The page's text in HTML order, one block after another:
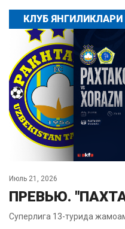
КЛУБ ЯНГИЛИКЛАРИ
Июль 21, 2026
ПРЕВЬЮ.
Суперлига 13-турида